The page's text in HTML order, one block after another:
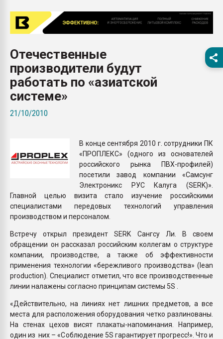
Продам отходы
поликарбоната и АБС-
Armaloy PC/ABS-1IM
26.07.2022 "Сибирский
Профильная
покупка, обмен
Отечественные
производители будут
работать по «азиатской
системе»
21/10/2010
В конце сентября 2010 г. сотрудники ПК
«ПРОПЛЕКС» (одного из основателей
российского рынка ПВХ-профилей)
посетили завод компании «Самсунг
Электроникс РУС Калуга (SERK)».
Главной целью визита стало изучение российскими
специалистами передовых технологий управления
производством и персоналом.
Встречу открыл президент SERK Сангсу Ли. В своем
обращении он рассказал российским коллегам о структуре
компании, производстве, а также об эффективности
применения технологии «бережливого производства» (lean
production). Специалист отметил, что все производственные
линии налажены согласно принципам системы 5S .
«Действительно, на линиях нет лишних предметов, а все
места для расположения оборудования четко разлинованы.
На стенах цехов висят плакаты-напоминания. Например,
один из них – «Соблюдение 5S гарантирует прогресс!». Что и